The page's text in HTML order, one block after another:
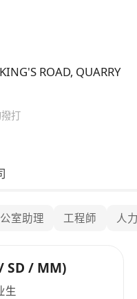
ROAD, QUARRY
打
室助理 工程師 人
SD / MM)
生